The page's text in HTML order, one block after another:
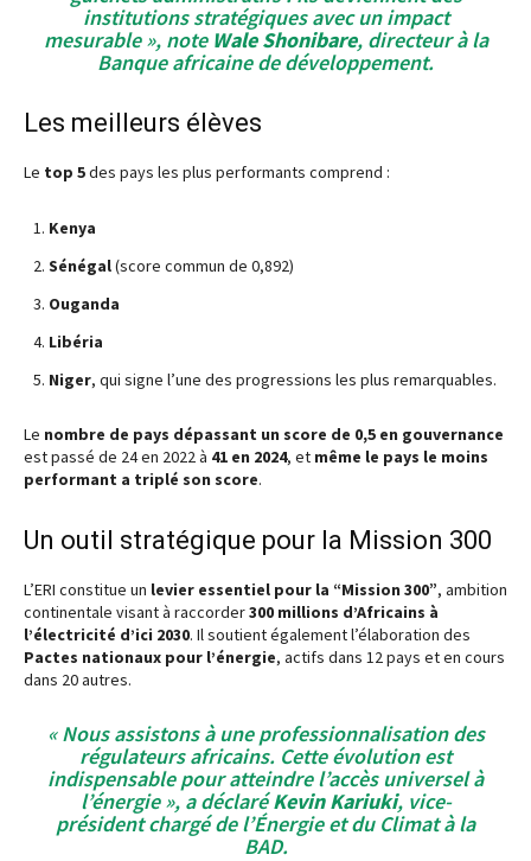
institutions stratégiques avec un impact
mesurable », note Wale Shonibare, directeur à la
Banque africaine de développement.
Les meilleurs élèves
Le top 5des pays les plus performants comprend :
Kenya
Sénégal(score commun de 0,892)
Ouganda
Libéria
Niger, qui signe l’une des progressions les plus remarquables.
Le nombre de pays dépassant un score de 0,5 en gouvernance
est passé de 24 en 2022 à 41 en 2024, et même le pays le moins
performant a triplé son score.
Un outil stratégique pour la Mission 300
L’ERI constitue un levier essentiel pour la “Mission 300”, ambition
continentale visant à raccorder300 millions d’Africains à
l’électricité d’ici 2030. Il soutient également l’élaboration des
Pactes nationaux pour l’énergie, actifs dans 12 pays et en cours
dans 20 autres.
« Nous assistons à une professionnalisation des
régulateurs africains. Cette évolution est
indispensable pour atteindre l’accès universel à
l’énergie », a déclaréKevin Kariuki, vice-
président chargé de l’Énergie et du Climat à la
BAD.